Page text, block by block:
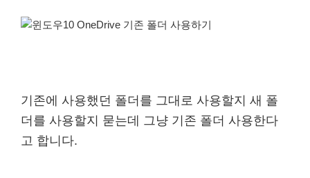
기존에 사용했던 폴더를 그대로 사용할지 새 폴
더를 사용할지 묻는데 그냥 기존 폴더 사용한다
고 합니다.